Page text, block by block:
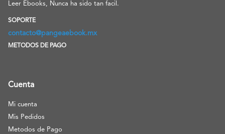
Leer Ebooks, Nunca ha sido tan facil.
SOPORTE
contacto@pangeaebook.mx
METODOS DE PAGO
Cuenta
Mi cuenta
Mis Pedidos
Metodos de Pago